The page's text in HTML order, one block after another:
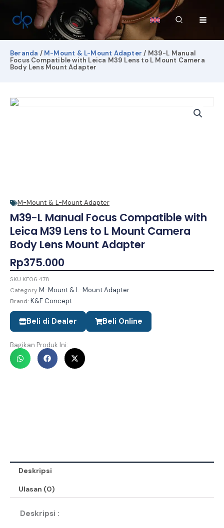
konten
Cari
Beranda / M-Mount & L-Mount Adapter / M39-L Manual
Focus Compatible with Leica M39 Lens to L Mount Camera
Body Lens Mount Adapter
M-Mount & L-Mount Adapter
M39-L Manual Focus Compatible with
Leica M39 Lens to L Mount Camera
Body Lens Mount Adapter
Rp375.000
SKU KF06.478
Category M-Mount & L-Mount Adapter
Brand: K&F Concept
Beli di Dealer Beli Online
Bagikan Produk Ini:
Deskripsi
Ulasan (0)
Deskripsi :